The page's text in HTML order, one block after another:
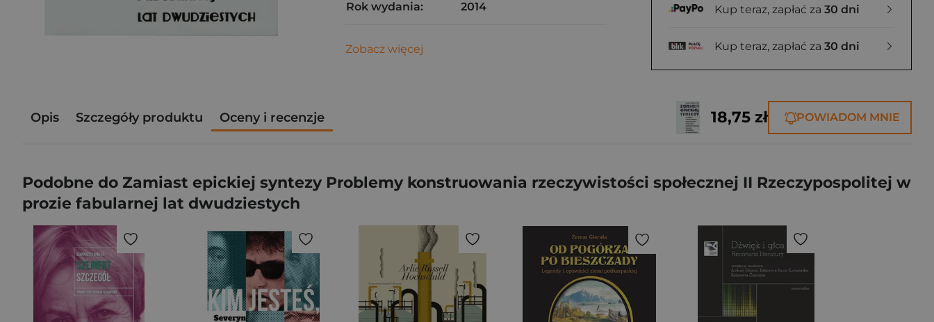
Kup teraz, zapłać za 30 dni
Kup teraz, zapłać za 30 dni
Rok wydania: 2014
Zobacz więcej
Opis Szczegóły produktu Oceny i recenzje 18,75 zł POWIADOM MNIE
Podobne do Zamiast epickiej syntezy Problemy konstruowania rzeczywistości społecznej II Rzeczypospolitej w
prozie fabularnej lat dwudziestych